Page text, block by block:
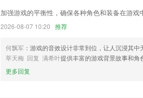
加强游戏的平衡性，确保各种角色和装备在游戏
2026-08-07 10:20 推荐
何飘军 ：游戏的音效设计非常到位，让人沉浸其中
莘天梅 回复 满希叶提供丰富的游戏背景故事和角
更多回复